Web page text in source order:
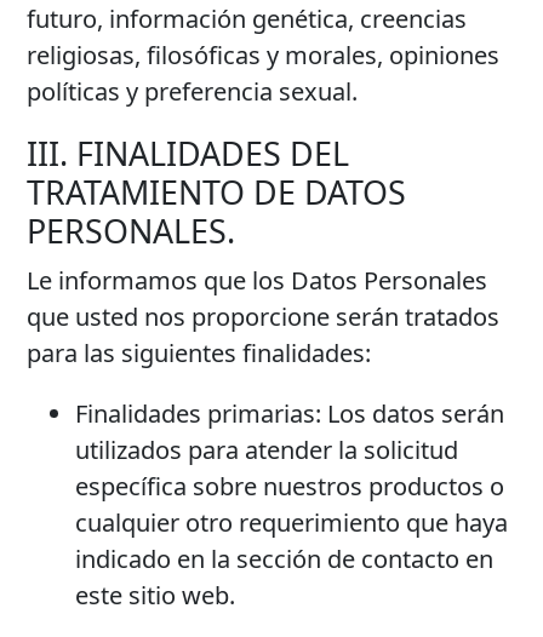
futuro, información genética, creencias
religiosas, filosóficas y morales, opiniones
políticas y preferencia sexual.
III. FINALIDADES DEL
TRATAMIENTO DE DATOS
PERSONALES.
Le informamos que los Datos Personales
que usted nos proporcione serán tratados
para las siguientes finalidades:
Finalidades primarias: Los datos serán
utilizados para atender la solicitud
específica sobre nuestros productos o
cualquier otro requerimiento que haya
indicado en la sección de contacto en
este sitio web.